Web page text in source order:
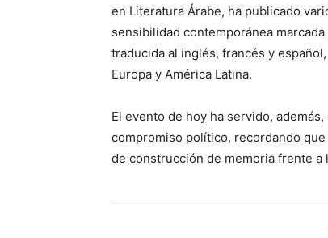
en Literatura Árabe, ha publicado
sensibilidad contemporánea
traducida al inglés, francés y
Europa y América Latina.
El evento de hoy ha servido,
compromiso político, recordando
de construcción de memoria frente